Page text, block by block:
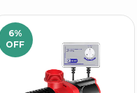
6%
OFF